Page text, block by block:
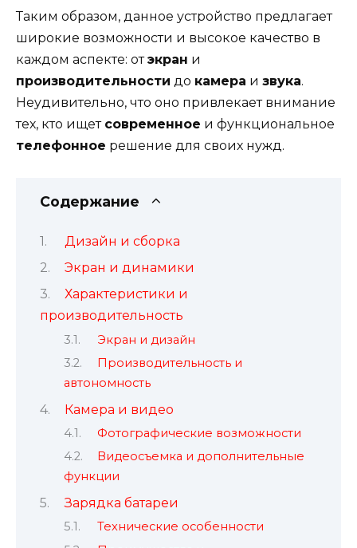
Таким образом, данное устройство предлагает
широкие возможности и высокое качество в
каждом аспекте: отэкран и
производительности до камера и звука.
Неудивительно, что оно привлекает внимание
тех, кто ищет современное и функциональное
телефонное решение для своих нужд.
Содержание
Дизайн и сборка
Экран и динамики
Характеристики и
производительность
Экран и дизайн
Производительность и
автономность
Камера и видео
Фотографические возможности
Видеосъемка и дополнительные
функции
Зарядка батареи
Технические особенности